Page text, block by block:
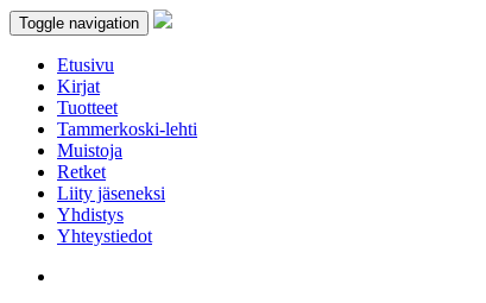
Toggle navigation
Etusivu
Kirjat
Tuotteet
Tammerkoski-lehti
Muistoja
Retket
Liity jäseneksi
Yhdistys
Yhteystiedot